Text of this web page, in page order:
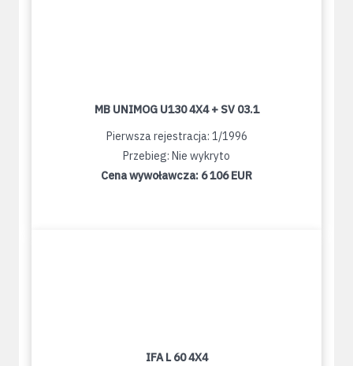
MB UNIMOG U130 4X4 + SV 03.1
Pierwsza rejestracja: 1/1996
Przebieg: Nie wykryto
Cena wywoławcza: 6 106 EUR
IFA L 60 4X4